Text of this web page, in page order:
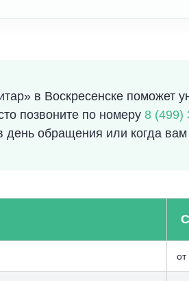
в Воскресенске поможет
позвоните по номеру 8 (499)
обращения или когда вам
от